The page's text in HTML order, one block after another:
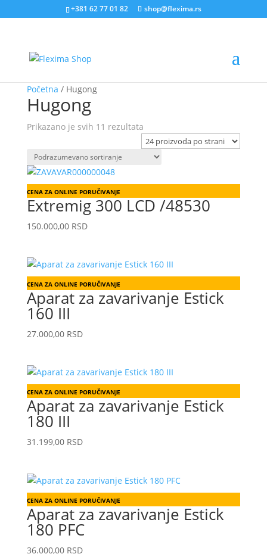
+381 62 77 01 82 shop@flexima.rs
Početna / Hugong
Hugong
Prikazano je svih 11 rezultata
CENA ZA ONLINE PORUČIVANJE
Extremig 300 LCD /48530
150.000,00 RSD
CENA ZA ONLINE PORUČIVANJE
Aparat za zavarivanje Estick
160 III
27.000,00 RSD
CENA ZA ONLINE PORUČIVANJE
Aparat za zavarivanje Estick
180 III
31.199,00 RSD
CENA ZA ONLINE PORUČIVANJE
Aparat za zavarivanje Estick
180 PFC
36.000,00 RSD